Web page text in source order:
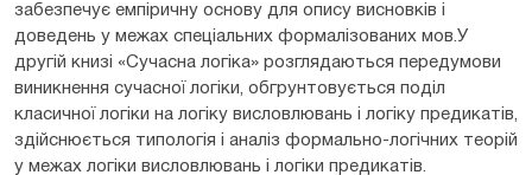
забезпечує емпіричну основу для опису висновків і
доведень у межах спеціальних формалізованих мов.У
другій книзі «Сучасна логіка» розглядаються передумови
виникнення сучасної логіки, обгрунтовується поділ
класичної логіки на логіку висловлювань і логіку предикатів,
здійснюється типологія і аналіз формально-логічних теорій
у межах логіки висловлювань і логіки предикатів.